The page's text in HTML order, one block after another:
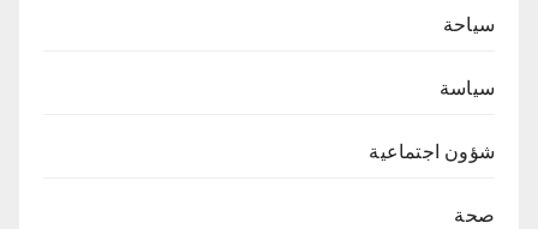
سياحة
سياسة
شؤون اجتماعية
صحة